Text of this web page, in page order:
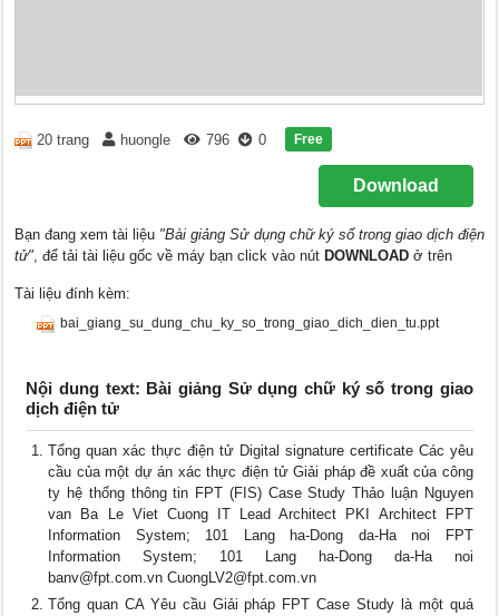
20 trang huongle 796 0 Free
Download
Bạn đang xem tài liệu "Bài giảng Sử dụng chữ ký số trong giao dịch điện
tử", để tải tài liệu gốc về máy bạn click vào nút DOWNLOAD ở trên
Tài liệu đính kèm:
bai_giang_su_dung_chu_ky_so_trong_giao_dich_dien_tu.ppt
Nội dung text: Bài giảng Sử dụng chữ ký số trong giao
dịch điện tử
Tổng quan xác thực điện tử Digital signature certificate Các yêu
cầu của một dự án xác thực điện tử Giải pháp đề xuất của công
ty hệ thống thông tin FPT (FIS) Case Study Thảo luận Nguyen
van Ba Le Viet Cuong IT Lead Architect PKI Architect FPT
Information System; 101 Lang ha-Dong da-Ha noi FPT
Information System; 101 Lang ha-Dong da-Ha noi
banv@fpt.com.vn CuongLV2@fpt.com.vn
Tổng quan CA Yêu cầu Giải pháp FPT Case Study là một quá